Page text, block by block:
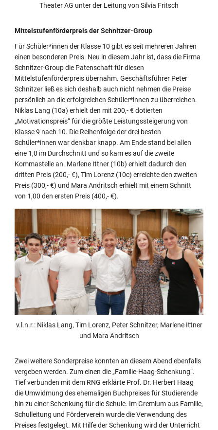
Theater AG unter der Leitung von Silvia Fritsch
Mittelstufenförderpreis der Schnitzer-Group
Für Schüler*innen der Klasse 10 gibt es seit mehreren Jahren
einen besonderen Preis. Neu in diesem Jahr ist, dass die Firma
Schnitzer-Group die Patenschaft für diesen
Mittelstufenförderpreis übernahm. Geschäftsführer Peter
Schnitzer ließ es sich deshalb auch nicht nehmen die Preise
persönlich an die erfolgreichen Schüler*innen zu überreichen.
Niklas Lang (10a) erhielt den mit 200,- € dotierten
„Motivationspreis“ für die größte Leistungssteigerung von
Klasse 9 nach 10. Die Reihenfolge der drei besten
Schüler*innen war denkbar knapp. Am Ende stand bei allen
eine 1,0 im Durchschnitt und so kam es auf die zweite
Kommastelle an. Marlene Ittner (10b) erhielt dadurch den
dritten Preis (200,- €), Tim Lorenz (10c) erreichte den zweiten
Preis (300,- €) und Mara Andritsch erhielt mit einem Schnitt
von 1,00 den ersten Preis (400,- €).
v.l.n.r.: Niklas Lang, Tim Lorenz, Peter Schnitzer, Marlene Ittner
und Mara Andritsch
Zwei weitere Sonderpreise konnten an diesem Abend ebenfalls
vergeben werden. Zum einen die „Familie-Haag-Schenkung“.
Tief verbunden mit dem RNG erklärte Prof. Dr. Herbert Haag
die Umwidmung des ehemaligen Buchpreises für Studierende
hin zu einer Schenkung für die Schule. Im Gremium aus Familie,
Schulleitung und Förderverein wurde die Verwendung des
Preises festgelegt. Mit Hilfe der Schenkung wird der Unterricht